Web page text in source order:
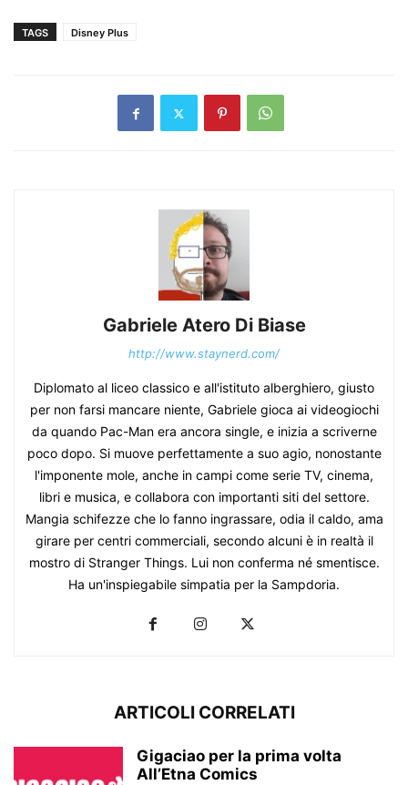
TAGS Disney Plus
Gabriele Atero Di Biase
http://www.staynerd.com/
Diplomato al liceo classico e all'istituto alberghiero, giusto
per non farsi mancare niente, Gabriele gioca ai videogiochi
da quando Pac-Man era ancora single, e inizia a scriverne
poco dopo. Si muove perfettamente a suo agio, nonostante
l'imponente mole, anche in campi come serie TV, cinema,
libri e musica, e collabora con importanti siti del settore.
Mangia schifezze che lo fanno ingrassare, odia il caldo, ama
girare per centri commerciali, secondo alcuni è in realtà il
mostro di Stranger Things. Lui non conferma né smentisce.
Ha un'inspiegabile simpatia per la Sampdoria.
ARTICOLI CORRELATI
Gigaciao per la prima volta
All’Etna Comics